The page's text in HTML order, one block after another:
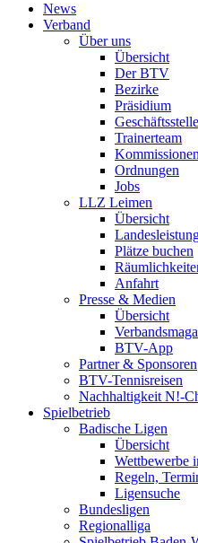
News
Verband
Über uns
Übersicht
Der BTV
Bezirke
Präsidium
Geschäftsstelle
Trainerteam
Ordnungen
Jobs
LLZ Leimen
Übersicht
Plätze buchen
Anfahrt
Presse & Medien
Übersicht
BTV-App
Partner & Sponsoren
BTV-Tennisreisen
Nachhaltigkeit N!-
Spielbetrieb
Badische Ligen
Übersicht
Wettbewerbe
Regeln,
Ligensuche
Bundesligen
Regionalliga